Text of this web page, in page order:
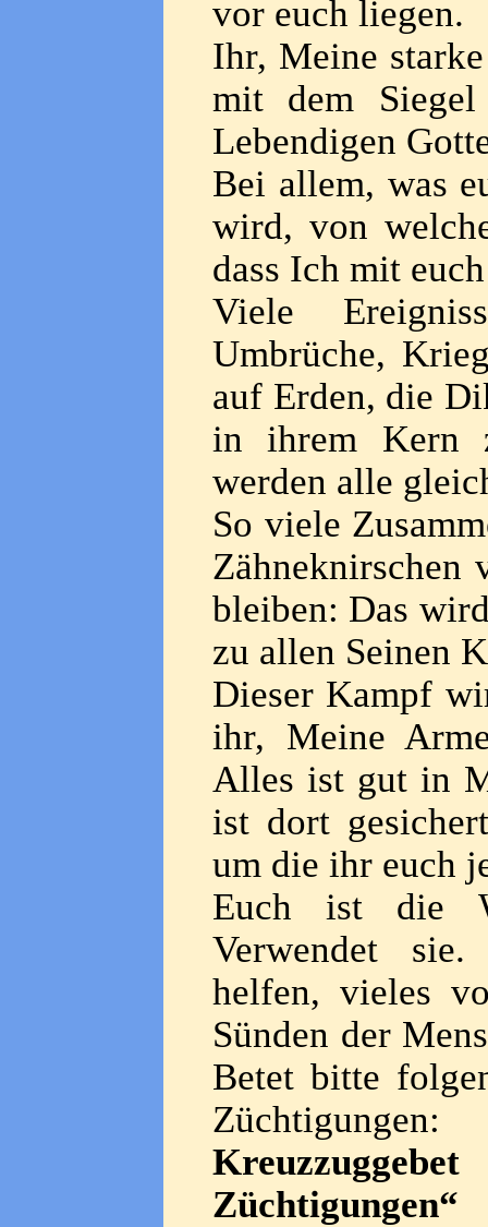
vor euch liegen.
Ihr, Meine
mit dem
Lebendigen
Bei allem, was
wird, von
dass Ich mit
Viele
Umbrüche,
auf Erden, die
in ihrem Kern
werden alle
So viele
Zähneknirschen
bleiben: Das
zu allen Seinen
Dieser Kampf
ihr, Meine
Alles ist gut in
ist dort
um die ihr euch
Euch ist die
Verwendet
helfen, vieles
Sünden der
Betet bitte
Züchtigungen:
Züchtigungen“